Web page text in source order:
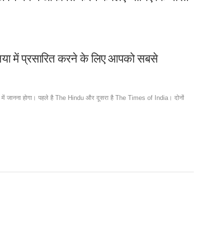
में प्रसारित करने के लिए आपको सबसे
जानना होगा। पहले है The Hindu और दूसरा है The Times of India। दोनों